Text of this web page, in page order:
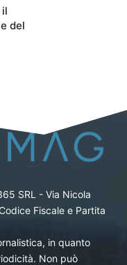
del
SRL - Via Nicola
Fiscale e Partita
in quanto
Non può